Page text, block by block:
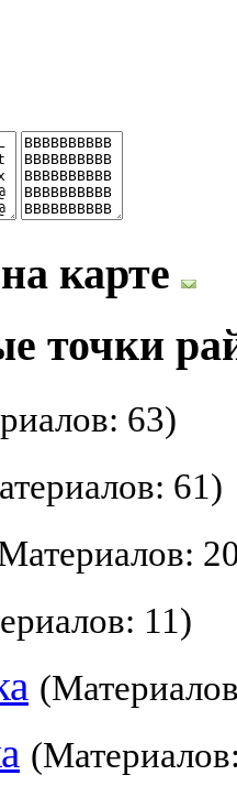
карте
точки
63)
61)
11)